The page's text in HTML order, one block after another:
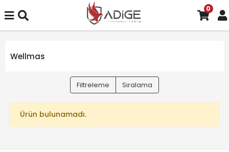
0
Wellmas
Filtreleme Sıralama
Ürün bulunamadı.